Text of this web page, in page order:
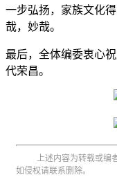
一步弘扬，家族文化
哉，妙哉。
最后，全体编委衷心
代荣昌。
上述内容为转载或编
如侵权请联系删除。